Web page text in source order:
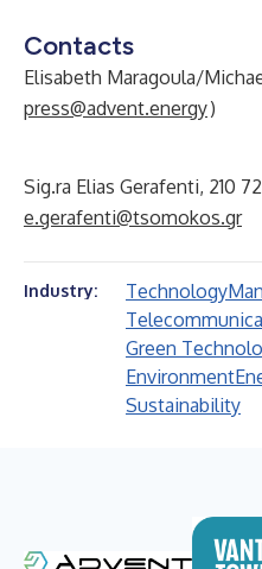
Contacts
Elisabeth Maragoula/
press@advent.energy)
Sig.ra Elias Gerafenti, 210
e.gerafenti@tsomokos.gr
Industry: Technology
Green
Environment
Sustainability